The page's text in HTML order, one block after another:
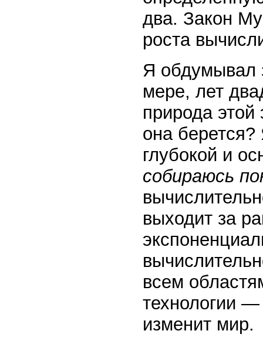
два. Закон
роста
Я обдумывал
мере, лет
природа
она
глубокой и
собираюсь
выходит за
всем
технологии —
изменит мир.